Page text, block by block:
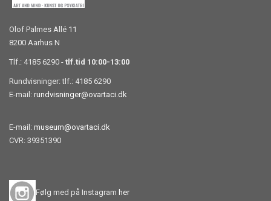
Olof Palmes Allé 11
8200 Aarhus N
Tlf.: 4185 6290 - tlf.tid 10:00-13:00
Rundvisninger: tlf.: 4185 6290
E-mail: rundvisninger@ovartaci.dk
E-mail: museum@ovartaci.dk
CVR: 39351390
Følg med på Instagram her